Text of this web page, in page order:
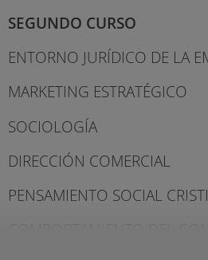
SEGUNDO CURSO
ENTORNO JURÍDICO DE LA
MARKETING ESTRATÉGICO
SOCIOLOGÍA
DIRECCIÓN COMERCIAL
PENSAMIENTO SOCIAL